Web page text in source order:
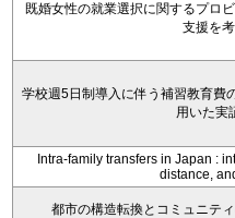
既婚女性の就業選択に関するプロ
支援を
学校週5日制導入に伴う補習教育費
用いた実
Intra-family transfers in Japan :
distance,
都市の構造転換とコミュニテ